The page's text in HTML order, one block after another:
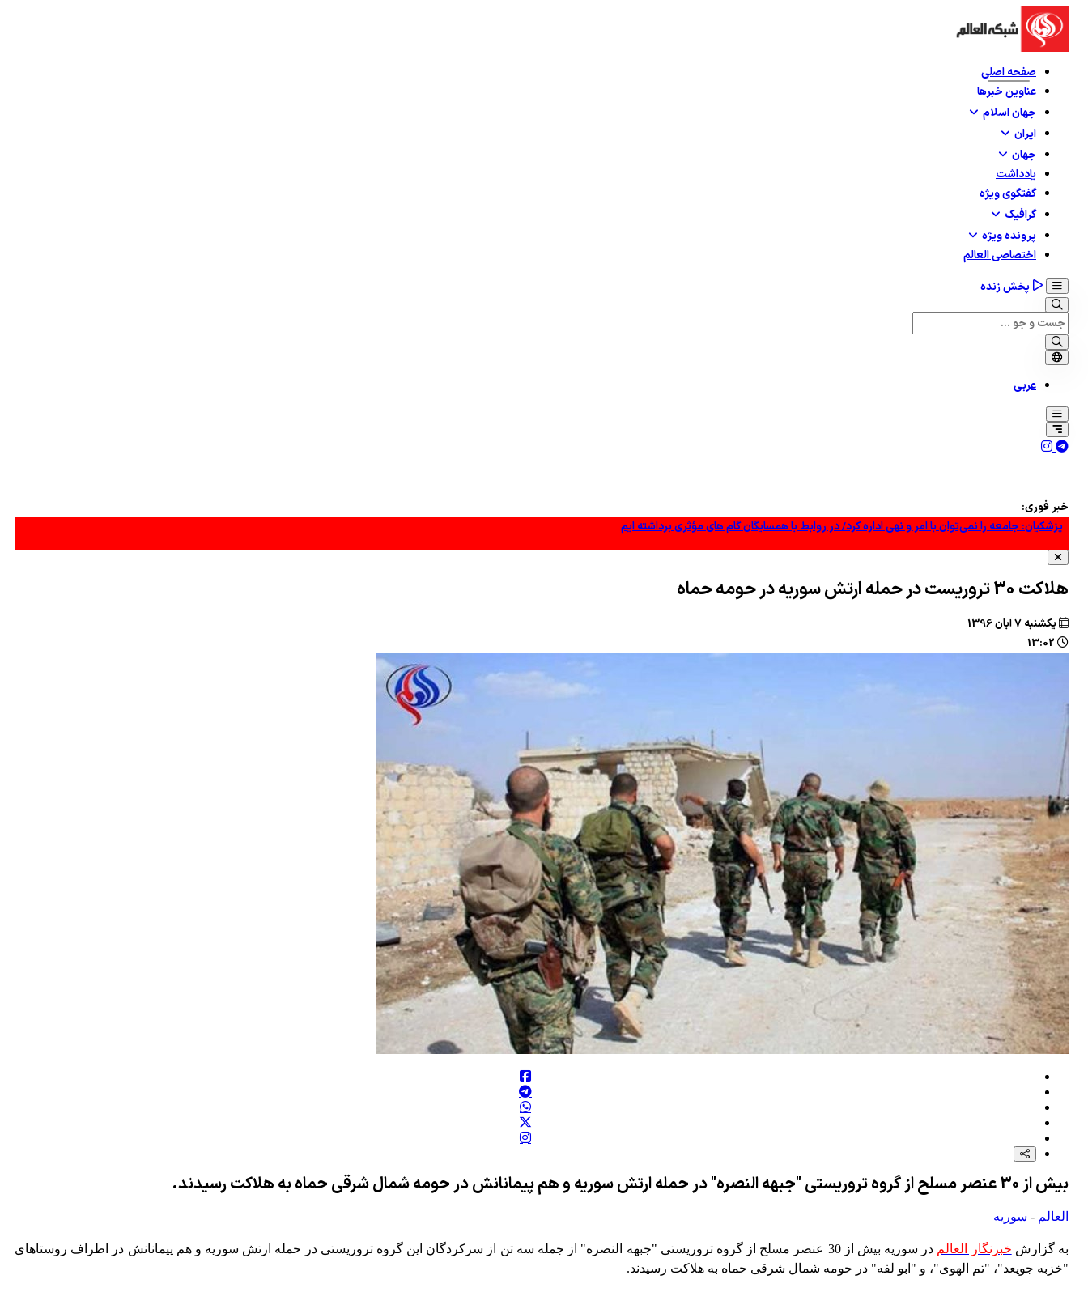
صفحه اصلی
عناوین خبرها
جهان اسلام
ایران
جهان
یادداشت
گفتگوی ویژه
گرافيک
پرونده ویژه
اختصاصی العالم
پخش زنده
عربی
خبر فوری:
پزشکیان: جامعه را نمی‌توان با امر و نهی اداره کرد/ در روابط با همسایگان گام های مؤثری برداشته ایم
گسترش «خطوط زرد»: آیا آتش‌بس ۱۴ روزه در غزه موفق خواهد شد؟
سردرگمی تل‌آویو در برابر توافق و افزایش ترس از امتیازدهی آمریکا! +فیلم
کارشناس نظامی یمنی: عملیات یمن، طرح گسترده عربستان را خنثی کرد +فیلم
کارمند آمریکایی به خاطر سر دادن شعار «فلسطین آزاد» بیکار شد
بن حبتور: رویکرد تهاجمی حکومت عربستان علیه همه مردم یمن است
عضو فراکسیون مقاومت: ترامپ به دلیل ارزیابی نادرست از قدرت ایران، در مخمصه افتاده است
گزارش العالم از جزئیات عملیات جدید یمنی‌ها علیه اهداف سعودی +فیلم
هلاکت 30 تروریست در حمله ارتش سوریه در حومه حماه
يکشنبه 7 آبان 1396
بیش از 30 عنصر مسلح از گروه تروریستی "جبهه النصره" در حمله ارتش سوریه و هم پیمانانش در حومه شمال شرقی حماه به هلاکت رسیدند.
العالم - سوریه
به گزارش خبرنگار العالم
در سوریه بیش از 30 عنصر مسلح از گروه تروریستی "جبهه النصره" از جمله سه تن از سرکردگان این گروه تروریستی در حمله ارتش سوریه و هم پیمانانش در اطراف روستاهای
"خزبه جویعد"، "تم الهوی"، و "ابو لفه" در حومه شمال شرقی حماه به هلاکت رسیدند.